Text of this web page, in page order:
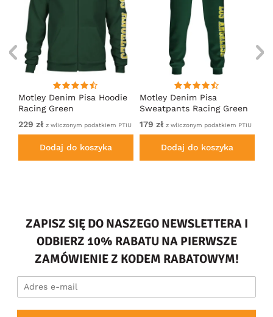
Motley Denim Pisa Hoodie
Racing Green
229 zł z wliczonym podatkiem PTiU
Dodaj do koszyka
Motley Denim Pisa
Sweatpants Racing Green
179 zł z wliczonym podatkiem PTiU
Dodaj do koszyka
ZAPISZ SIĘ DO NASZEGO NEWSLETTERA I
ODBIERZ 10% RABATU NA PIERWSZE
ZAMÓWIENIE Z KODEM RABATOWYM!